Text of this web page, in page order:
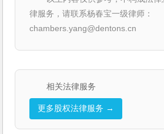
律服务，请联系杨春宝一级律师：
chambers.yang@dentons.cn
相关法律服务
更多股权法律服务 →